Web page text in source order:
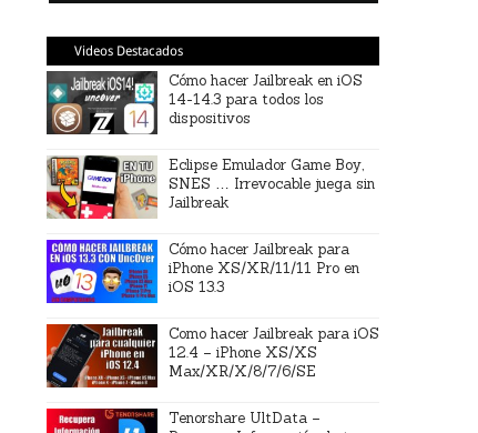
Videos Destacados
Cómo hacer Jailbreak en iOS
14-14.3 para todos los
dispositivos
Eclipse Emulador Game Boy,
SNES … Irrevocable juega sin
Jailbreak
Cómo hacer Jailbreak para
iPhone XS/XR/11/11 Pro en
iOS 13.3
Como hacer Jailbreak para iOS
12.4 – iPhone XS/XS
Max/XR/X/8/7/6/SE
Tenorshare UltData –